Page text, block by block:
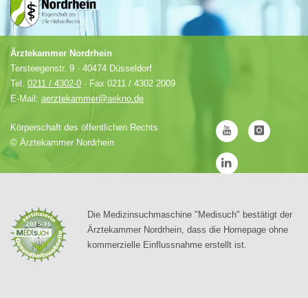
Ärztekammer Nordrhein
Tersteegenstr. 9 · 40474 Düsseldorf
Tel. 0211 / 4302-0 · Fax 0211 / 4302 2009
E-Mail: aerztekammer@aekno.de
Körperschaft des öffentlichen Rechts
© Ärztekammer Nordrhein
Die Medizinsuchmaschine "Medisuch" bestätigt der
Ärztekammer Nordrhein, dass die Homepage ohne
kommerzielle Einflussnahme erstellt ist.